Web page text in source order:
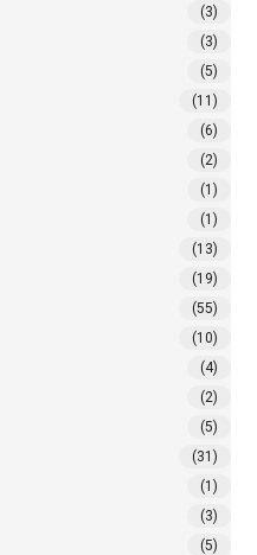
(3)
(3)
(5)
(11)
(6)
(2)
(1)
(1)
(13)
(19)
(55)
(10)
(4)
(2)
(5)
(31)
(1)
(3)
(5)